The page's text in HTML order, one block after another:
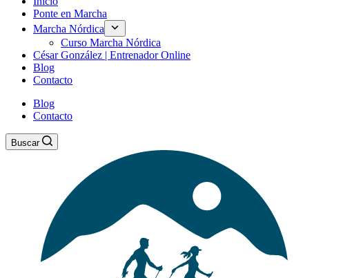
Ponte en Marcha
Marcha Nórdica
Curso Marcha Nórdica
César González | Entrenador Online
Blog
Contacto
Blog
Contacto
Buscar